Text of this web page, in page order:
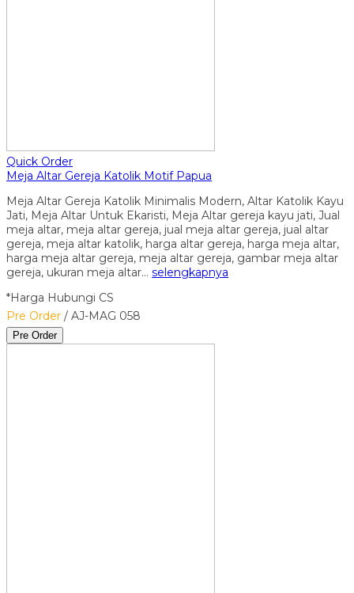
Quick Order
Meja Altar Gereja Katolik Motif Papua
Meja Altar Gereja Katolik Minimalis Modern, Altar Katolik Kayu
Jati, Meja Altar Untuk Ekaristi, Meja Altar gereja kayu jati, Jual
meja altar, meja altar gereja, jual meja altar gereja, jual altar
gereja, meja altar katolik, harga altar gereja, harga meja altar,
harga meja altar gereja, meja altar gereja, gambar meja altar
gereja, ukuran meja altar… selengkapnya
*Harga Hubungi CS
Pre Order / AJ-MAG 058
Pre Order